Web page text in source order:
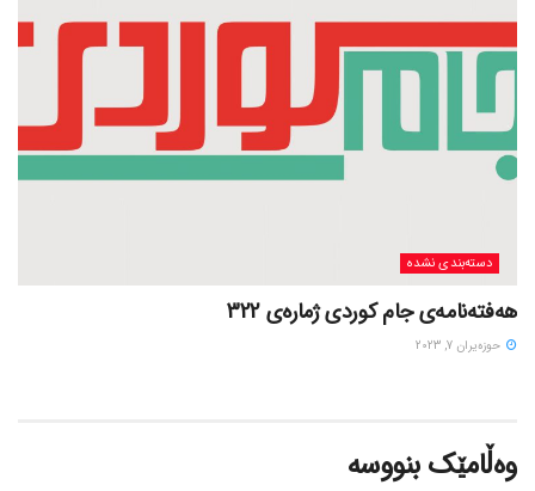
دسته‌بندی نشده
هەفتەنامەی جام کوردی ژمارەی 322
حوزه‌یران 7, 2023
وەڵامێک بنووسە